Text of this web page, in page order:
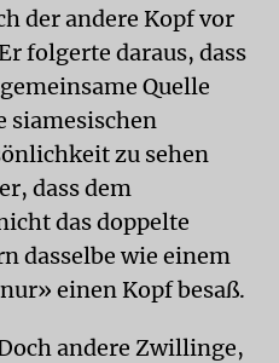
der andere Kopf vor
folgerte daraus, dass
Quelle
siamesischen
zu sehen
dass dem
das doppelte
dasselbe wie einem
einen Kopf besaß.
andere Zwillinge,